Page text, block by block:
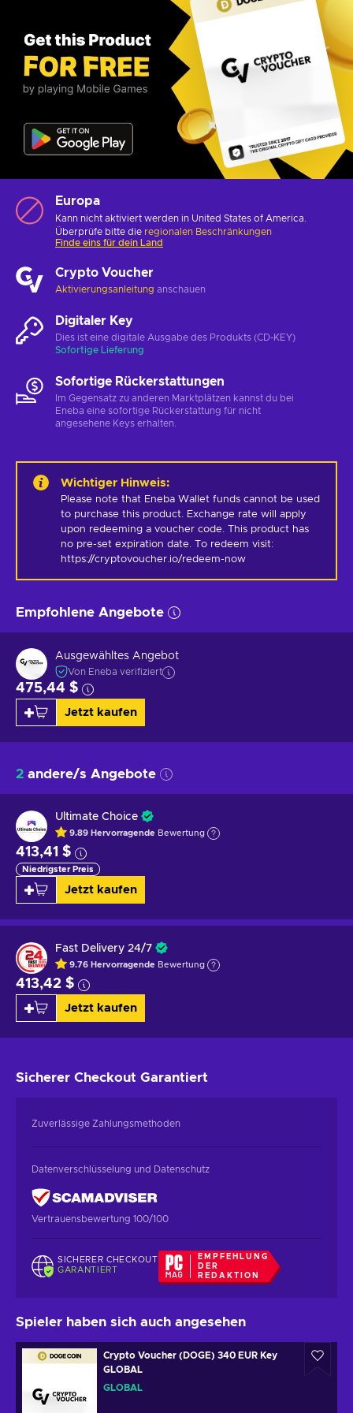
Europa
Kann nicht aktiviert werden in United States of America.
Überprüfe bitte die regionalen Beschränkungen
Finde eins für dein Land
Crypto Voucher
Aktivierungsanleitung anschauen
Digitaler Key
Dies ist eine digitale Ausgabe des Produkts (CD-KEY)
Sofortige Lieferung
Sofortige Rückerstattungen
Im Gegensatz zu anderen Marktplätzen kannst du bei
Eneba eine sofortige Rückerstattung für nicht
angesehene Keys erhalten.
Wichtiger Hinweis:
Please note that Eneba Wallet funds cannot be used
to purchase this product. Exchange rate will apply
upon redeeming a voucher code. This product has
no pre-set expiration date. To redeem visit:
https://cryptovoucher.io/redeem-now
Empfohlene Angebote
Ausgewähltes Angebot
Von Eneba verifiziert
475,44 $
Jetzt kaufen
2 andere/s Angebote
Ultimate Choice
9.89 Hervorragende Bewertung
413,41 $
Niedrigster Preis
Jetzt kaufen
Fast Delivery 24/7
9.76 Hervorragende Bewertung
413,42 $
Jetzt kaufen
Sicherer Checkout Garantiert
Zuverlässige Zahlungsmethoden
Datenverschlüsselung und Datenschutz
Vertrauensbewertung 100/100
SICHERER CHECKOUT
GARANTIERT
EMPFEHLUNG
DER
REDAKTION
Spieler haben sich auch angesehen
Crypto Voucher (DOGE) 340 EUR Key
GLOBAL
GLOBAL